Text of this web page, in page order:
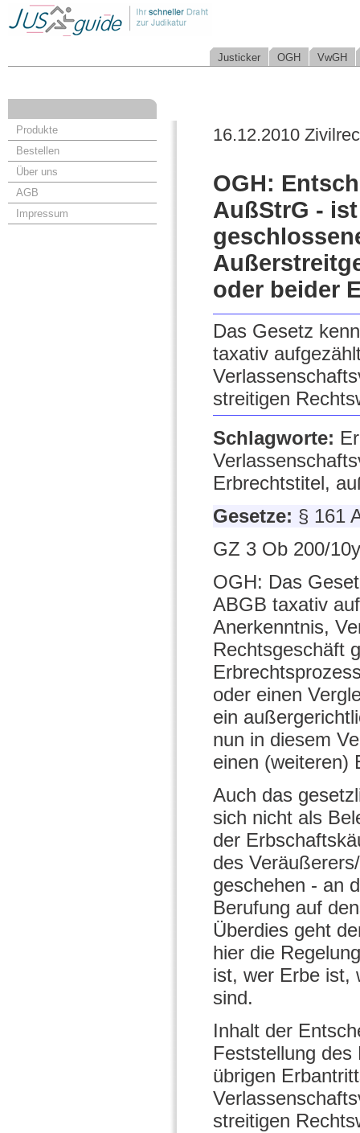
Justicker OGH VwGH
Produkte
Bestellen
Über uns
AGB
Impressum
16.12.2010
OGH:
AußStrG -
oder beider
Das Gesetz
taxativ
streitigen
Schlagworte:
Erbrechtstitel,
Gesetze: § 161
GZ 3 Ob 200/
OGH: Das
ABGB taxativ
Anerkenntnis,
Rechtsgeschäft
oder einen
ein
nun in diesem
einen (weiteren)
Auch das
sich nicht als
der
des
geschehen - an
Berufung auf
Überdies geht
hier die
ist, wer Erbe ist,
sind.
Inhalt der
Feststellung des
übrigen
streitigen